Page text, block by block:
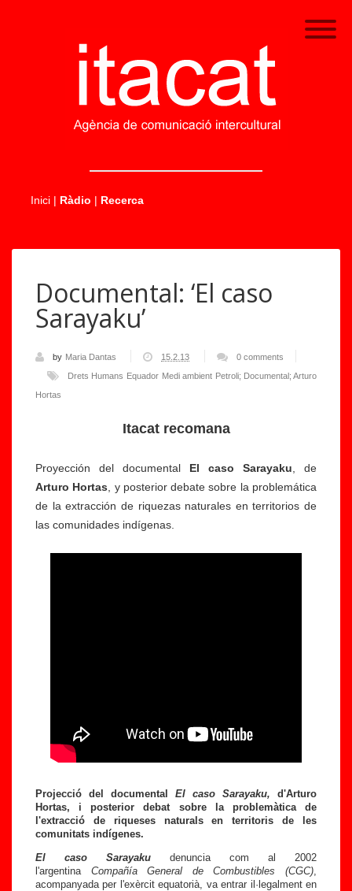
Inici | Ràdio | Recerca
Documental: ‘El caso
Sarayaku’
by Maria Dantas 15.2.13
0 comments
Drets Humans Equador Medi ambient Petroli; Documental; Arturo
Hortas
Itacat recomana
Proyección del documental El caso Sarayaku , de
Arturo Hortas , y posterior debate sobre la problemática
de la extracción de riquezas naturales en territorios de
las comunidades indígenas.
Projecció del documental El caso Sarayaku, d'Arturo
Hortas, i posterior debat sobre la problemàtica de
l'extracció de riqueses naturals en territoris de les
comunitats indígenes.
El caso Sarayaku denuncia com al 2002
l'argentina Compañía General de Combustibles (CGC),
acompanyada per l'exèrcit equatorià, va entrar il·legalment en